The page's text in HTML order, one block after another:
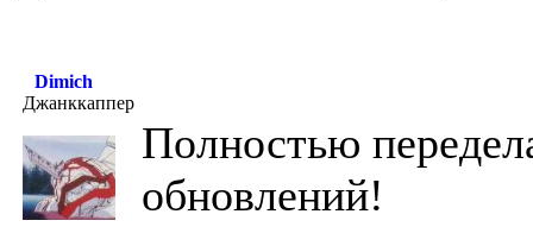
Dimich
Джанккаппер
Полностью
обновлений!